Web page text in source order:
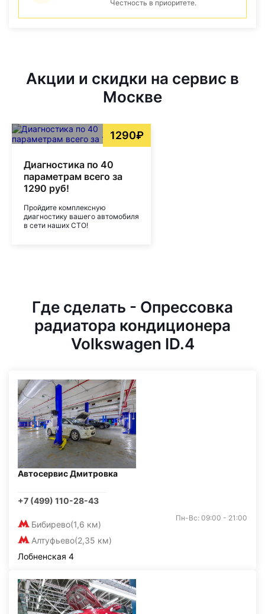
Честность в приоритете.
Акции и скидки на сервис в
Москве
1290₽
Диагностика по 40
параметрам всего за
1290 руб!
Пройдите комплексную
диагностику вашего автомобиля
в сети наших СТО!
Где сделать - Опрессовка
радиатора кондиционера
Volkswagen ID.4
Автосервис Дмитровка
+7 (499) 110-28-43
Бибирево(1,6 км)
Алтуфьево(2,35 км)
Пн-Вс: 09:00 - 21:00
Лобненская 4